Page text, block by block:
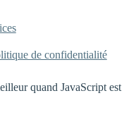
de confidentialité
quand JavaScript est